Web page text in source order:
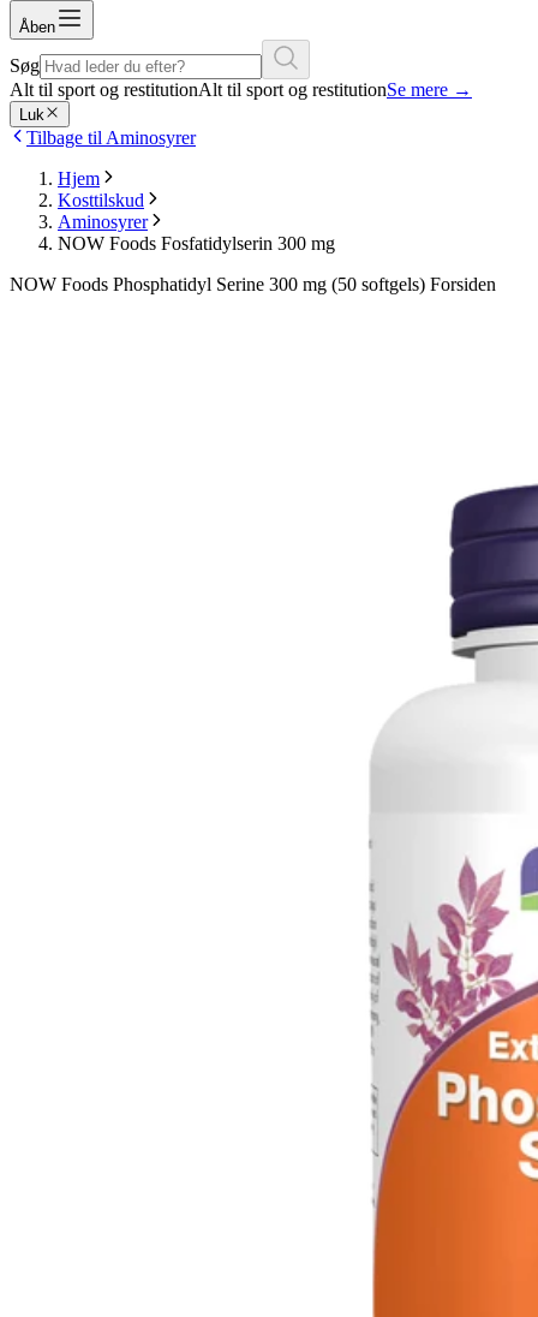
Åben
Søg
Alt til sport og restitutionAlt til sport og restitutionSe mere →
Luk
Tilbage til Aminosyrer
Hjem
Kosttilskud
Aminosyrer
NOW Foods Fosfatidylserin 300 mg
NOW Foods Phosphatidyl Serine 300 mg (50 softgels) Forsiden